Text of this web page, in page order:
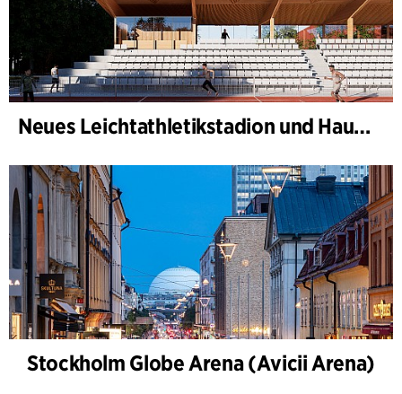
Neues Leichtathletikstadion und Haus des Sports, Kongelunden Aarhus
Stockholm Globe Arena (Avicii Arena)